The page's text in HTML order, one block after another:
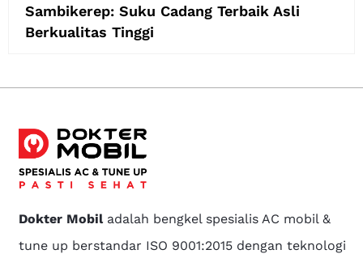
Sambikerep: Suku Cadang Terbaik Asli
Berkualitas Tinggi
Dokter Mobiladalah bengkel spesialis AC mobil &
tune up berstandar ISO 9001:2015 dengan teknologi